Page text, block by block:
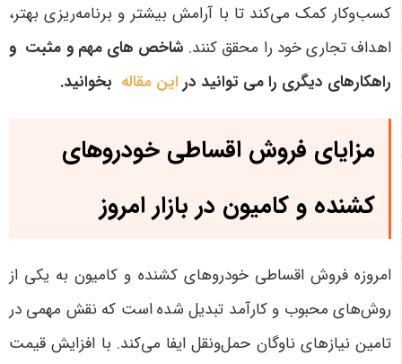
کسب‌وکار کمک می‌کند تا با آرامش بیشتر و برنامه‌ریزی بهتر،
اهداف تجاری خود را محقق کنند. شاخص های مهم و مثبت و
راهکارهای دیگری را می توانید در این مقاله بخوانید.
مزایای فروش اقساطی خودروهای
کشنده و کامیون در بازار امروز
امروزه فروش اقساطی خودروهای کشنده و کامیون به یکی از
روش‌های محبوب و کارآمد تبدیل شده است که نقش مهمی در
تامین نیازهای ناوگان حمل‌ونقل ایفا می‌کند. با افزایش قیمت